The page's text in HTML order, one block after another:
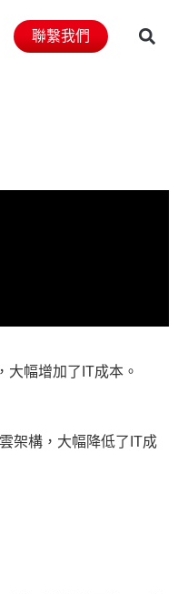
聯繫我們
幅增加了IT成本。
架構，大幅降低了IT成